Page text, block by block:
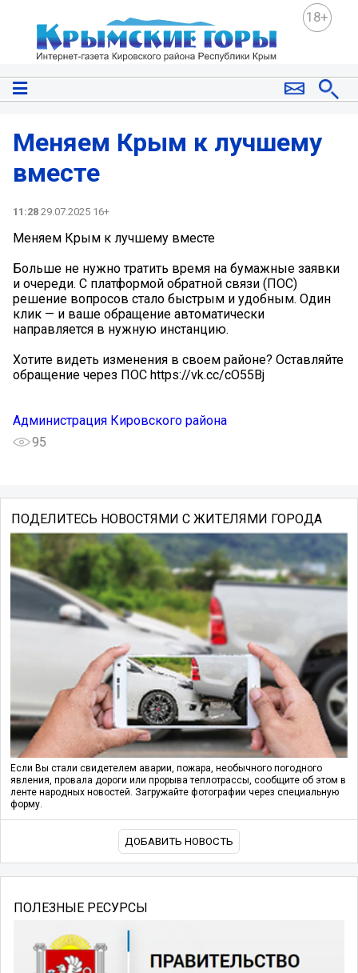
18+
Меняем Крым к лучшему
вместе
11:28 29.07.2025 16+
Меняем Крым к лучшему вместе
Больше не нужно тратить время на бумажные заявки
и очереди. С платформой обратной связи (ПОС)
решение вопросов стало быстрым и удобным. Один
клик — и ваше обращение автоматически
направляется в нужную инстанцию.
Хотите видеть изменения в своем районе? Оставляйте
обращение через ПОС https://vk.cc/cO55Bj
Администрация Кировского района
95
ПОДЕЛИТЕСЬ НОВОСТЯМИ С ЖИТЕЛЯМИ ГОРОДА
Если Вы стали свидетелем аварии, пожара, необычного погодного
явления, провала дороги или прорыва теплотрассы, сообщите об этом в
ленте народных новостей. Загружайте фотографии через специальную
форму.
ДОБАВИТЬ НОВОСТЬ
ПОЛЕЗНЫЕ РЕСУРСЫ